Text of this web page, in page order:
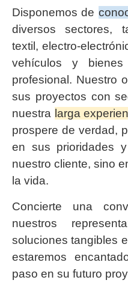
Disponemos de
diversos sectores,
textil, electro-
vehículos y
profesional. Nuestro
sus proyectos con
nuestra larga
prospere de verdad,
en sus prioridades
nuestro cliente, sino
la vida.
Concierte una
nuestros
soluciones tangibles
estaremos
paso en su futuro